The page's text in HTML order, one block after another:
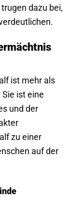
dazu bei,
ist mehr als
ist eine
und der
zu einer
auf der